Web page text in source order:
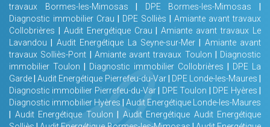
travaux Bormes-les-Mimosas
DPE Bormes-les-Mimosas
Diagnostic immobilier Crau
DPE Solliès
Amiante avant travaux
Collobrières
Audit Energétique Crau |Amiante avant travaux Le
Lavandou
Audit Energétique La Seyne-sur-Mer| Amiante avant
travaux Solliès-Pont
Amiante avant travaux Toulon
Diagnostic
immobilier Toulon
Diagnostic immobilier Collobrières
DPE La
Garde |Audit Energétique Pierrefeu-du-Var| DPE Londe-les-Maures
Diagnostic immobilier Pierrefeu-du-Var| DPE Toulon DPE Hyères
Diagnostic immobilier Hyères
Audit Energétique Londe-les-Maures
Audit Energétique Toulon
Audit Energétique Audit Energétique